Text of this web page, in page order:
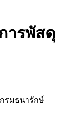
ารพัสดุ
รมธนารักษ์